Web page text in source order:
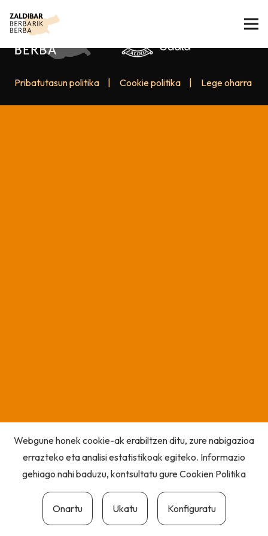
Pribatutasun politika Cookie politika Lege oharra
Webgune honek cookie-ak erabiltzen ditu, zure nabigazioa
errazteko eta analisi estatistikoak egiteko. Informazio
gehiago nahi baduzu, kontsultatu gureCookien Politika
Onartu Ukatu Konfiguratu